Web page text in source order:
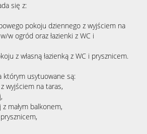
się z:
pokoju dziennego z wyjściem na
w ogród oraz łazienki z WC i
z własną łazienką z WC i prysznicem.
którym usytuowane są:
wyjściem na taras,
małym balkonem,